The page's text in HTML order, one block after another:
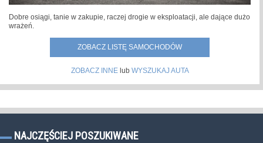
Dobre osiągi, tanie w zakupie, raczej drogie w eksploatacji, ale dające dużo
wrażeń.
ZOBACZ LISTĘ SAMOCHODÓW
ZOBACZ INNElub WYSZUKAJ AUTA
NAJCZĘŚCIEJ POSZUKIWANE